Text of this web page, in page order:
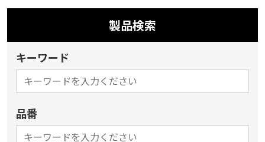
製品検索
キーワード
品番